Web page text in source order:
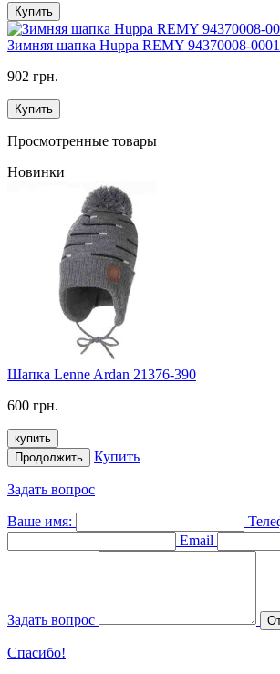
Купить
Зимняя шапка Huppa REMY 94370008-
902 грн.
Купить
Просмотренные товары
Новинки
Шапка Lenne Ardan 21376-390
600 грн.
купить
Продолжить
Купить
Задать вопрос
Ваше имя:
Email
Задать вопрос
Спасибо!